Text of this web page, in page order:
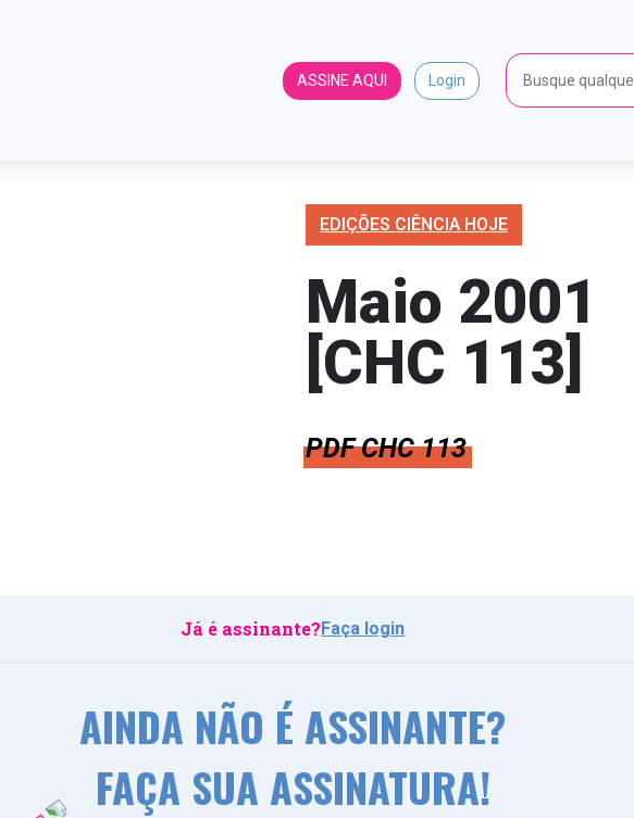
ASSINE AQUI Login
EDIÇÕES CIÊNCIA HOJE
Maio 2001
[CHC 113]
PDF CHC 113
Já é assinante?Faça login
AINDA NÃO É ASSINANTE?
FAÇA SUA ASSINATURA!